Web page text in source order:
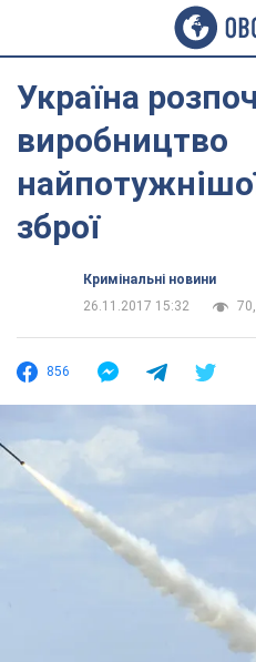
Україна
виробництво
зброї
Кримінальні новини
26.11.2017 15:32
856